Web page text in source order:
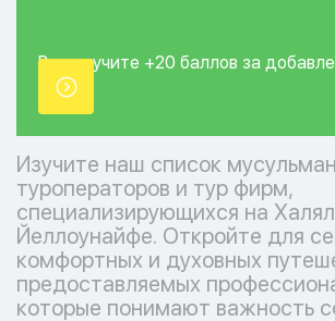
Вы получите +20 баллов за
точки.
Изучите наш список
туроператоров и тур фирм,
специализирующихся на
Йеллоунайфе. Откройте для
комфортных и духовных
предоставляемых
которые понимают важность